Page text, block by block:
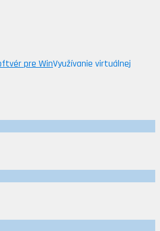
pre WinVyužívanie virtuálnej